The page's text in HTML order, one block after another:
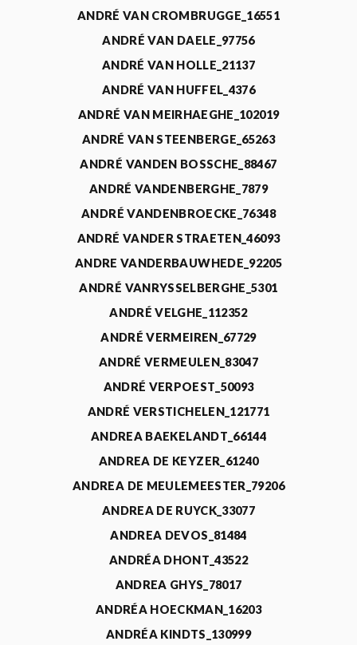
ANDRÉ VAN CROMBRUGGE_16551
ANDRÉ VAN DAELE_97756
ANDRÉ VAN HOLLE_21137
ANDRÉ VAN HUFFEL_4376
ANDRÉ VAN MEIRHAEGHE_102019
ANDRÉ VAN STEENBERGE_65263
ANDRÉ VANDEN BOSSCHE_88467
ANDRÉ VANDENBERGHE_7879
ANDRÉ VANDENBROECKE_76348
ANDRÉ VANDER STRAETEN_46093
ANDRE VANDERBAUWHEDE_92205
ANDRÉ VANRYSSELBERGHE_5301
ANDRÉ VELGHE_112352
ANDRÉ VERMEIREN_67729
ANDRÉ VERMEULEN_83047
ANDRÉ VERPOEST_50093
ANDRÉ VERSTICHELEN_121771
ANDREA BAEKELANDT_66144
ANDREA DE KEYZER_61240
ANDREA DE MEULEMEESTER_79206
ANDREA DE RUYCK_33077
ANDREA DEVOS_81484
ANDRÉA DHONT_43522
ANDREA GHYS_78017
ANDRÉA HOECKMAN_16203
ANDRÉA KINDTS_130999